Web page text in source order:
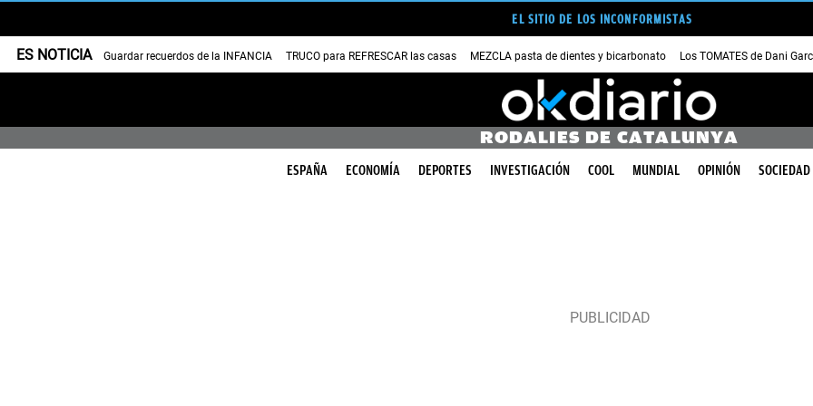
EL SITIO DE LOS INCONFORMISTAS
ES NOTICIA Guardar recuerdos de la INFANCIA TRUCO para REFRESCAR las casas MEZCLA pasta de dientes y bicarbonato Los TOMATES de Dani
RODALIES DE CATALUNYA
ESPAÑA ECONOMÍA DEPORTES INVESTIGACIÓN COOL MUNDIAL OPINIÓN SOCIEDAD